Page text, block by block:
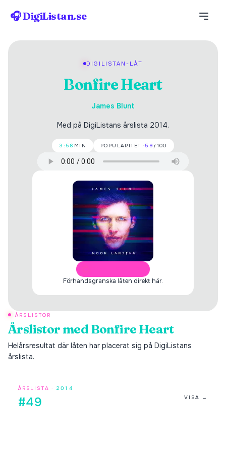
🎧 DigiListan.se
DIGILISTAN-LÅT
Bonfire Heart
James Blunt
Med på DigiListans årslista 2014.
3:58 MIN POPULARITET ·59 /100
Förhandsgranska låten direkt här.
ÅRSLISTOR
Årslistor medBonfire Heart
Helårsresultat där låten har placerat sig på DigiListans
årslista.
ÅRSLISTA · 2014
#49 VISA →